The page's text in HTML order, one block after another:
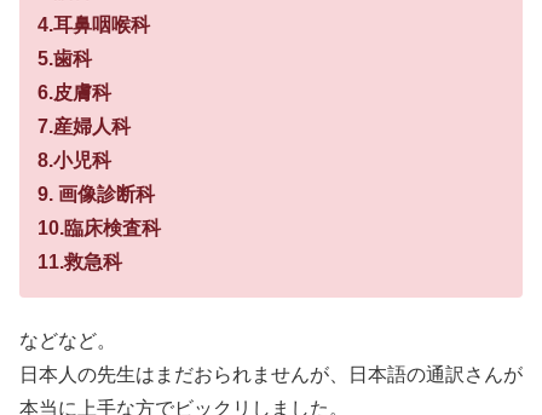
4.耳鼻咽喉科
5.歯科
6.皮膚科
7.産婦人科
8.小児科
9. 画像診断科
10.臨床検査科
11.救急科
などなど。
日本人の先生はまだおられませんが、日本語の通訳さんが
本当に上手な方でビックリしました。